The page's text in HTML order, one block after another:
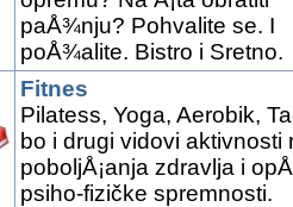
paÅ¾nju? Pohvalite se. I
poÅ¾alite. Bistro i Sretno.
Fitnes
Pilatess, Yoga, Aerobik,
bo i drugi vidovi aktivnosti
poboljÅ¡anja zdravlja i
psiho-fizičke spremnosti.